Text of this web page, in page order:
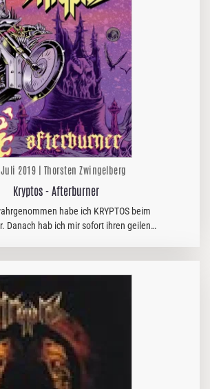
2019 | Thorsten Zwingelberg
Kryptos - Afterburner
habe ich KRYPTOS beim
Danach hab ich mir sofort ihren geilen